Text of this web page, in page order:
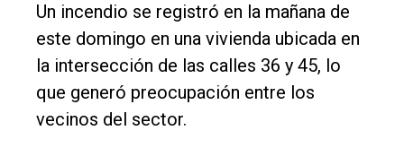
Edición
Empresa
Nosotros
Contacto
Un incendio se registró en la mañana de
este domingo en una vivienda ubicada en
la intersección de las calles 36 y 45, lo
que generó preocupación entre los
vecinos del sector.